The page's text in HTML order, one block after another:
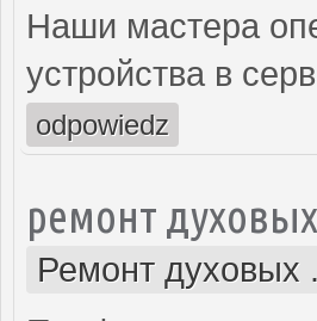
Наши мастера
устройства в
odpowiedz
ремонт
Ремонт духовых